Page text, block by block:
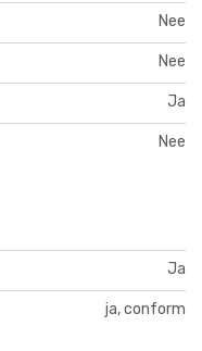
Nee
Nee
Ja
Nee
Ja
ja, conform